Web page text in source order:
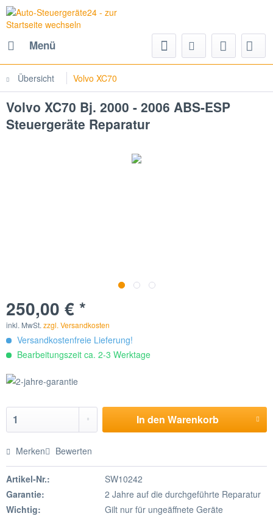
Menü
Übersicht Volvo XC70
Volvo XC70 Bj. 2000 - 2006 ABS-ESP
Steuergeräte Reparatur
250,00 € *
inkl. MwSt. zzgl. Versandkosten
Versandkostenfreie Lieferung!
Bearbeitungszeit ca. 2-3 Werktage
In den Warenkorb
Merken Bewerten
Artikel-Nr.:
SW10242
Garantie:
2 Jahre auf die durchgeführte Reparatur
Wichtig:
Gilt nur für ungeäffnete Geräte